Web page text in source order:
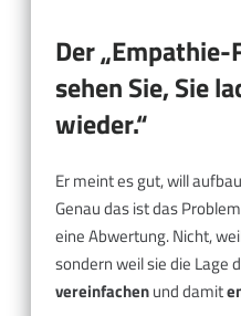
Der
sehen Sie, Sie
wieder.“
Er meint es gut, will
Genau das ist das
eine Abwertung. Nicht,
sondern weil sie die Lage
vereinfachenund damit